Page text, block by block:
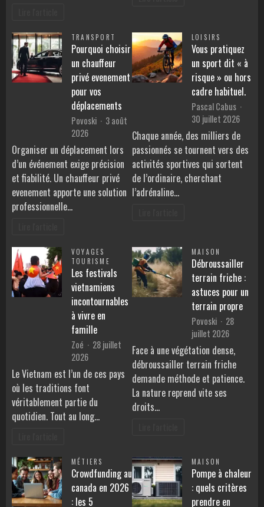
TRANSPORT
Pourquoi choisir
un chauffeur
privé evenement
pour vos
déplacements
Povoski
3 août
2026
Organiser un déplacement lors
d’un événement exige précision
et fiabilité. Un chauffeur privé
evenement apporte une solution
professionnelle…
LOISIRS
Vous pratiquez
un sport dit « à
risque » ou hors
cadre habituel.
Pascal Cabus
30 juillet 2026
Chaque année, des milliers de
passionnés se tournent vers des
activités sportives qui sortent
de l’ordinaire, cherchant
l’adrénaline…
VOYAGES
TOURISME
Les festivals
vietnamiens
incontournables
à vivre en
famille
Zoé
28 juillet
2026
Le Vietnam est l’un de ces pays
où les traditions font
véritablement partie du
quotidien. Tout au long…
MAISON
Débroussailler
terrain friche :
astuces pour un
terrain propre
Povoski
28
juillet 2026
Face à une végétation dense,
débroussailler terrain friche
demande méthode et patience.
La nature reprend vite ses
droits…
MÉTIERS
Crowdfunding au
canada en 2026
: les 5
MAISON
Pompe à chaleur
: quels critères
prendre en